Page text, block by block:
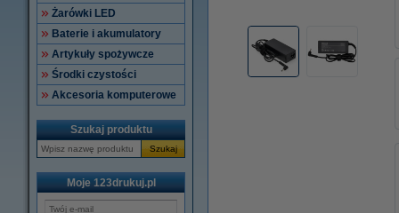
Żarówki LED
Baterie i akumulatory
Artykuły spożywcze
Środki czystości
Akcesoria komputerowe
Szukaj produktu
Szukaj
Moje 123drukuj.pl